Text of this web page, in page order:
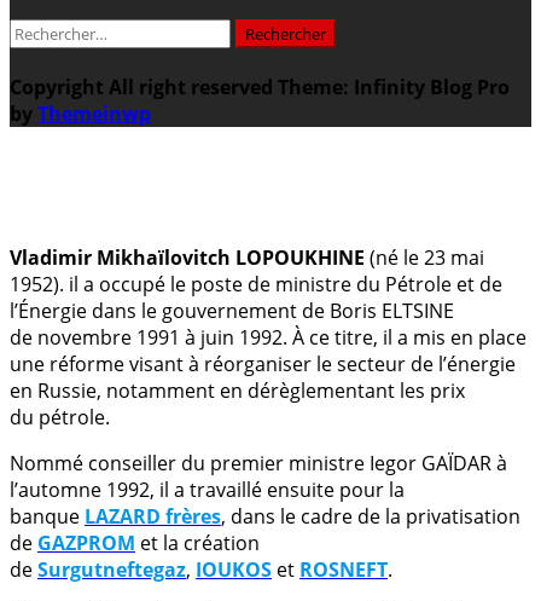
Rechercher :
Copyright All right reserved Theme: Infinity Blog Pro
byThemeinwp
Vladimir Mikhaïlovitch LOPOUKHINE (né le 23 mai
1952). il a occupé le poste de ministre du Pétrole et de
l’Énergie dans le gouvernement de Boris ELTSINE
de novembre 1991 à juin 1992. À ce titre, il a mis en place
une réforme visant à réorganiser le secteur de l’énergie
en Russie, notamment en dérèglementant les prix
du pétrole.
Nommé conseiller du premier ministre Iegor GAÏDAR à
l’automne 1992, il a travaillé ensuite pour la
banque LAZARD frères, dans le cadre de la privatisation
de GAZPROM et la création
deSurgutneftegaz, IOUKOS et ROSNEFT.